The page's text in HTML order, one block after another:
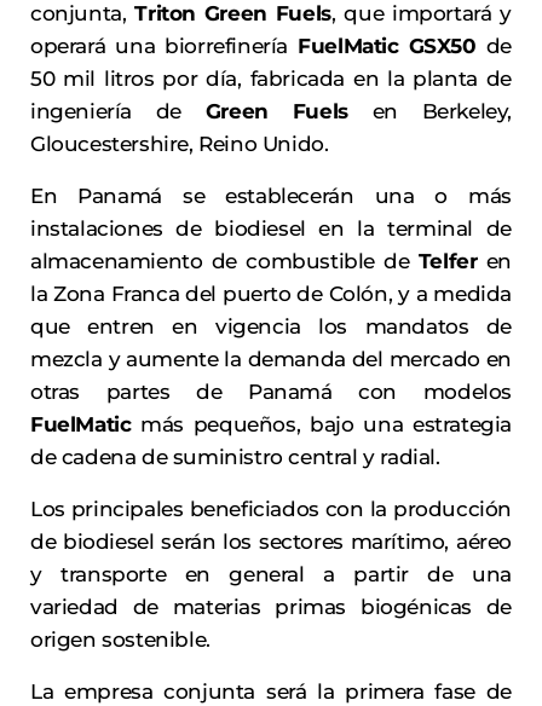
conjunta,Triton Green Fuels, que importará y
operará una biorrefinería FuelMatic GSX50 de
50 mil litros por día, fabricada en la planta de
ingeniería de Green Fuelsen Berkeley,
Gloucestershire, Reino Unido.
En Panamá se establecerán una o más
instalaciones de biodiesel en la terminal de
almacenamiento de combustible de Telferen
la Zona Franca del puerto de Colón, y a medida
que entren en vigencia los mandatos de
mezcla y aumente la demanda del mercado en
otras partes de Panamá con modelos
FuelMaticmás pequeños, bajo una estrategia
de cadena de suministro central y radial.
Los principales beneficiados con la producción
de biodiesel serán los sectores marítimo, aéreo
y transporte en general a partir de una
variedad de materias primas biogénicas de
origen sostenible.
La empresa conjunta será la primera fase de